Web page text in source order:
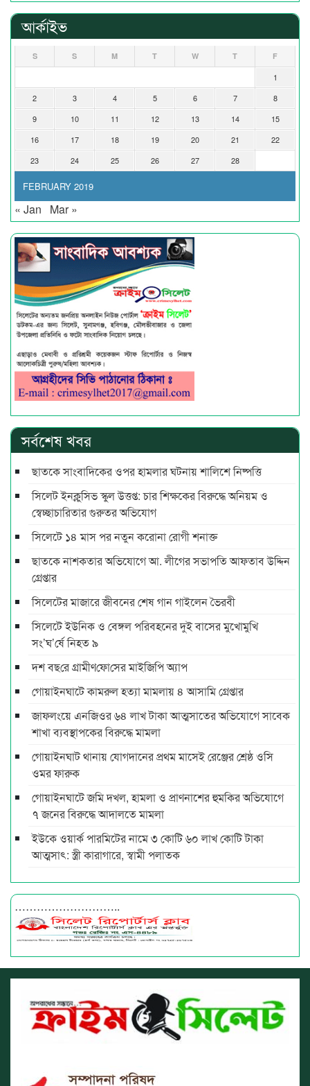
আর্কাইভ
FEBRUARY 2019
S S M T W T F
1
2
3 4 5 6 7
8
9
10 11 12 13 14
15
16
17 18 19 20 21
22
23
24 25 26 27 28
« Jan Mar »
সর্বশেষ খবর
ছাতকে সাংবাদিকের ওপর হামলার ঘটনায় শালিশে নিষ্পত্তি
সিলেট ইনক্লুসিভ স্কুল উত্তপ্ত: চার শিক্ষকের বিরুদ্ধে অনিয়ম ও
স্বেচ্ছাচারিতার গুরুতর অভিযোগ
সিলেটে ১৪ মাস পর নতুন করোনা রোগী শনাক্ত
ছাতকে নাশকতার অভিযোগে আ. লীগের সভাপ‌তি আফতাব উদ্দিন
গ্রেপ্তার
সিলেটের মাজারে জীবনের শেষ গান গাইলেন ভৈরবী
সিলেটে ইউনিক ও বেঙ্গল পরিবহনের দুই বাসের মুখোমুখি
সং’ঘ’র্ষে নিহত ৯
দশ বছ‌রে গ্রামীণ‌ফো‌সের মাইজিপি অ্যাপ
গোয়াইনঘাটে কামরুল হত্যা মামলায় ৪ আসামি গ্রেপ্তার
জাফলংয়ে এনজিওর ৬৪ লাখ টাকা আত্মসাতের অভিযোগে সাবেক
শাখা ব্যবস্থাপকের বিরুদ্ধে মামলা
গোয়াইনঘাট থানায় যোগদানের প্রথম মাসেই রেঞ্জের শ্রেষ্ঠ ওসি
ওমর ফারুক
গোয়াইনঘাটে জমি দখল, হামলা ও প্রাণনাশের হুমকির অভিযোগে
৭ জনের বিরুদ্ধে আদালতে মামলা
ইউকে ওয়ার্ক পারমিটের নামে ৩ কোটি ৬০ লাখ কোটি টাকা
আত্মসাৎ: স্ত্রী কারাগারে, স্বামী পলাতক
………………………..